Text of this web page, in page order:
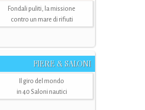
Fondali puliti, la missione
contro un mare di rifiuti
FIERE & SALONI
Il giro del mondo
in 40 Saloni nautici